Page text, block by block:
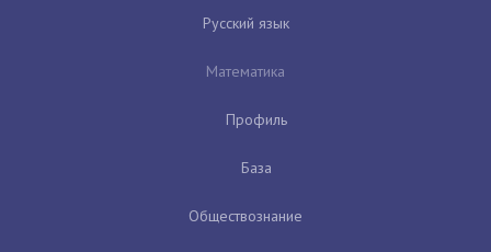
Русский язык
Математика
Профиль
База
Обществознание